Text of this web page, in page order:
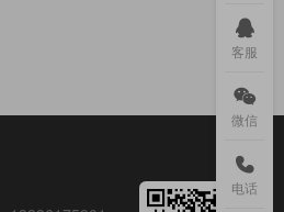
客服
微信
电话